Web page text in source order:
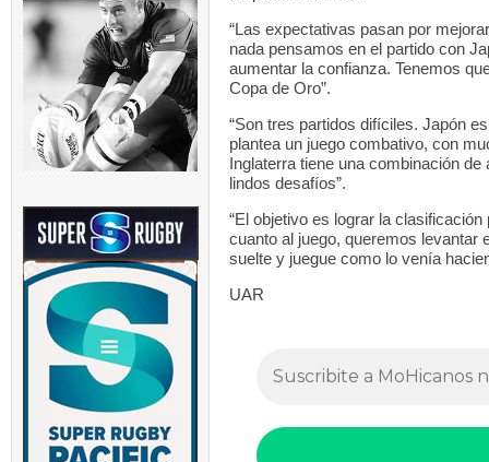
“Las expectativas pasan por
nada pensamos en el partido con
aumentar la confianza. Tenemos
Copa de Oro”.
“Son tres partidos difíciles. Japón
plantea un juego combativo, con
Inglaterra tiene una combinación
lindos desafíos”.
“El objetivo es lograr la
cuanto al juego, queremos levantar
suelte y juegue como lo venía
UAR